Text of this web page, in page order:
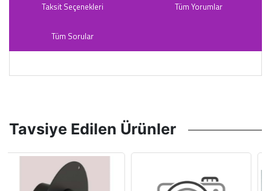
Taksit Seçenekleri Tüm Yorumlar
Tüm Sorular
Tavsiye Edilen Ürünler